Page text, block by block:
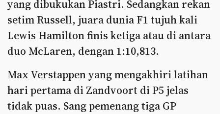
yang dibukukan Piastri. Sedangkan rekan
setim Russell, juara dunia F1 tujuh kali
Lewis Hamilton finis ketiga atau di antara
duo McLaren, dengan 1:10,813.
Max Verstappen yang mengakhiri latihan
hari pertama di Zandvoort di P5 jelas
tidak puas. Sang pemenang tiga GP